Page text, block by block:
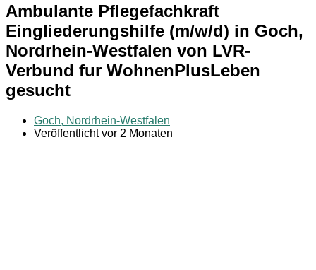
Ambulante Pflegefachkraft
Eingliederungshilfe (m/w/d) in Goch,
Nordrhein-Westfalen von LVR-
Verbund fur WohnenPlusLeben
gesucht
Goch, Nordrhein-Westfalen
Veröffentlicht vor 2 Monaten